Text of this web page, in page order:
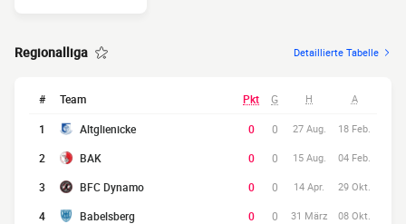
Regionalliga Detaillierte Tabelle
# Team Pkt G H A
1 Altglienicke 0 0 27 Aug. 18 Feb.
2 BAK 0 0 15 Aug. 04 Feb.
3 BFC Dynamo 0 0 14 Apr. 29 Okt.
4 Babelsberg 0 0 31 März 08 Okt.